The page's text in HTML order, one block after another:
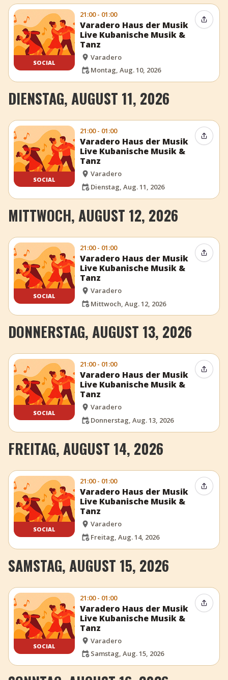
SOCIAL
21:00 - 01:00
Varadero Haus der Musik
Live Kubanische Musik &
Tanz
Varadero
Montag, Aug. 10, 2026
Event
DIENSTAG, AUGUST 11, 2026
SOCIAL
21:00 - 01:00
Varadero Haus der Musik
Live Kubanische Musik &
Tanz
Varadero
Dienstag, Aug. 11, 2026
Event
MITTWOCH, AUGUST 12, 2026
SOCIAL
21:00 - 01:00
Varadero Haus der Musik
Live Kubanische Musik &
Tanz
Varadero
Mittwoch, Aug. 12, 2026
Event
DONNERSTAG, AUGUST 13, 2026
SOCIAL
21:00 - 01:00
Varadero Haus der Musik
Live Kubanische Musik &
Tanz
Varadero
Donnerstag, Aug. 13, 2026
Event
FREITAG, AUGUST 14, 2026
SOCIAL
21:00 - 01:00
Varadero Haus der Musik
Live Kubanische Musik &
Tanz
Varadero
Freitag, Aug. 14, 2026
Event
SAMSTAG, AUGUST 15, 2026
SOCIAL
21:00 - 01:00
Varadero Haus der Musik
Live Kubanische Musik &
Tanz
Varadero
Samstag, Aug. 15, 2026
Event